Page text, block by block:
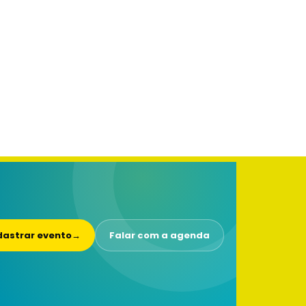
evento→ Falar com a agenda